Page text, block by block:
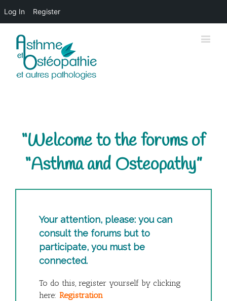
“Welcome to the forums of
“Asthma and Osteopathy”
Your attention, please: you can
consult the forums but to
participate, you must be
connected.
To do this, register yourself by clicking
here: Registration
Log In Register